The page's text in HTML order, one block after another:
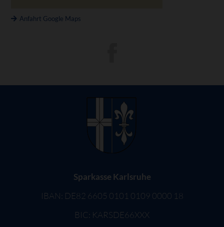
Anfahrt Google Maps
Sparkasse Karlsruhe
IBAN: DE82 6605 0101 0109 0000 18
BIC: KARSDE66XXX